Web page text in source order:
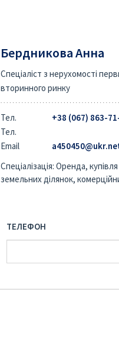
Бердникова Анна
Спеціаліст з нерухомості
вторинного ринку
Тел.
+38 (067) 863-
Тел.
Email
Спеціалізація: Оренда,
земельних ділянок,
ТЕЛЕФОН